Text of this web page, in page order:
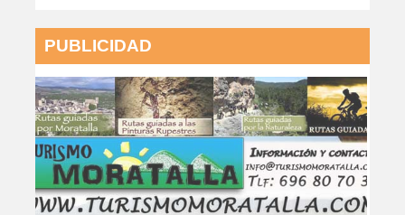
PUBLICIDAD